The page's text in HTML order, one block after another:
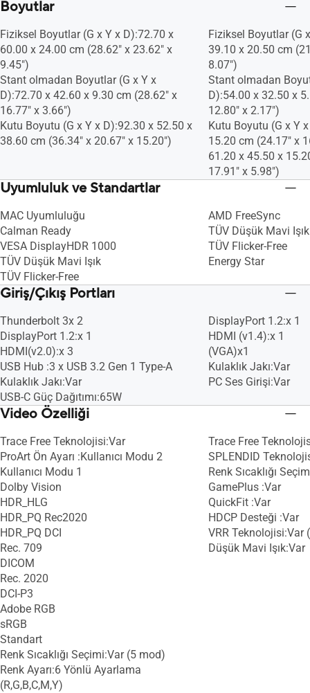
Boyutlar
Fiziksel Boyutlar (G x Y x D):72.70 x
60.00 x 24.00 cm (28.62" x 23.62" x
9.45")
Stant olmadan Boyutlar (G x Y x
D):72.70 x 42.60 x 9.30 cm (28.62" x
16.77" x 3.66")
Kutu Boyutu (G x Y x D):92.30 x 52.50 x
38.60 cm (36.34" x 20.67" x 15.20")
Fiziksel Boyutlar (G
39.10 x 20.50 cm
8.07")
Stant olmadan
D):54.00 x 32.50 x
12.80" x 2.17")
Kutu Boyutu (G x Y
15.20 cm (24.17" x
61.20 x 45.50 x
17.91" x 5.98")
Uyumluluk ve Standartlar
MAC Uyumluluğu
Calman Ready
VESA DisplayHDR 1000
TÜV Düşük Mavi Işık
TÜV Flicker-Free
AMD FreeSync
TÜV Düşük Mavi Işık
TÜV Flicker-Free
Energy Star
Giriş/Çıkış Portları
Thunderbolt 3x 2
DisplayPort 1.2:x 1
HDMI(v2.0):x 3
USB Hub :3 x USB 3.2 Gen 1 Type-A
Kulaklık Jakı:Var
USB-C Güç Dağıtımı:65W
DisplayPort 1.2:x 1
HDMI (v1.4):x 1
(VGA)x1
Kulaklık Jakı:Var
PC Ses Girişi:Var
Video Özelliği
Trace Free Teknolojisi:Var
ProArt Ön Ayarı :Kullanıcı Modu 2
Kullanıcı Modu 1
Dolby Vision
HDR_HLG
HDR_PQ Rec2020
HDR_PQ DCI
Rec. 709
DICOM
Rec. 2020
DCI-P3
Adobe RGB
sRGB
Standart
Renk Sıcaklığı Seçimi:Var (5 mod)
Renk Ayarı:6 Yönlü Ayarlama
(R,G,B,C,M,Y)
Trace Free
SPLENDID
Renk Sıcaklığı
GamePlus :Var
QuickFit :Var
HDCP Desteği :Var
VRR Teknolojisi:Var
Düşük Mavi Işık:Var